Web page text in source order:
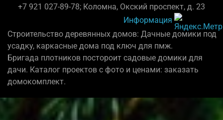
+7 921 027-89-78; Коломна, Окский проспект, д. 23
Информация
Строительство деревянных домов: Дачные домики под
усадку, каркасные дома под ключ для пмж.
Бригада плотников постороит садовые домики для
дачи. Каталог проектов с фото и ценами: заказать
домокомплект.